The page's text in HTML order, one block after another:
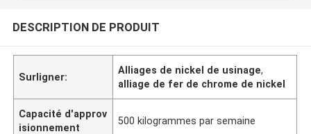
DESCRIPTION DE PRODUIT
Surligner:
Alliages de nickel de usinage,
alliage de fer de chrome de nickel
Capacité d'approv
isionnement
500 kilogrammes par semaine